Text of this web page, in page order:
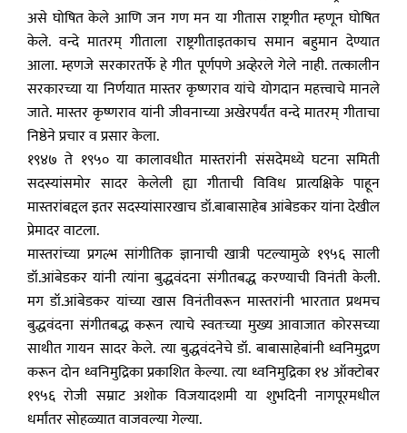
असे घोषित केले आणि जन गण मन या गीतास राष्ट्रगीत म्हणून घोषित
केले. वन्दे मातरम् गीताला राष्ट्रगीताइतकाच समान बहुमान देण्यात
आला. म्हणजे सरकारतर्फे हे गीत पूर्णपणे अव्हेरले गेले नाही. तत्कालीन
सरकारच्या या निर्णयात मास्तर कृष्णराव यांचे योगदान महत्त्वाचे मानले
जाते. मास्तर कृष्णराव यांनी जीवनाच्या अखेरपर्यंत वन्दे मातरम् गीताचा
निष्ठेने प्रचार व प्रसार केला.
१९४७ ते १९५० या कालावधीत मास्तरांनी संसदेमध्ये घटना समिती
सदस्यांसमोर सादर केलेली ह्या गीताची विविध प्रात्यक्षिके पाहून
मास्तरांबद्दल इतर सदस्यांसारखाच डॉ.बाबासाहेब आंबेडकर यांना देखील
प्रेमादर वाटला.
मास्तरांच्या प्रगल्भ सांगीतिक ज्ञानाची खात्री पटल्यामुळे १९५६ साली
डॉ.आंबेडकर यांनी त्यांना बुद्धवंदना संगीतबद्ध करण्याची विनंती केली.
मग डॉ.आंबेडकर यांच्या खास विनंतीवरून मास्तरांनी भारतात प्रथमच
बुद्धवंदना संगीतबद्ध करून त्याचे स्वतःच्या मुख्य आवाजात कोरसच्या
साथीत गायन सादर केले. त्या बुद्धवंदनेचे डॉ. बाबासाहेबांनी ध्वनिमुद्रण
करून दोन ध्वनिमुद्रिका प्रकाशित केल्या. त्या ध्वनिमुद्रिका १४ ऑक्टोबर
१९५६ रोजी सम्राट अशोक विजयादशमी या शुभदिनी नागपूरमधील
धर्मांतर सोहळ्यात वाजवल्या गेल्या.